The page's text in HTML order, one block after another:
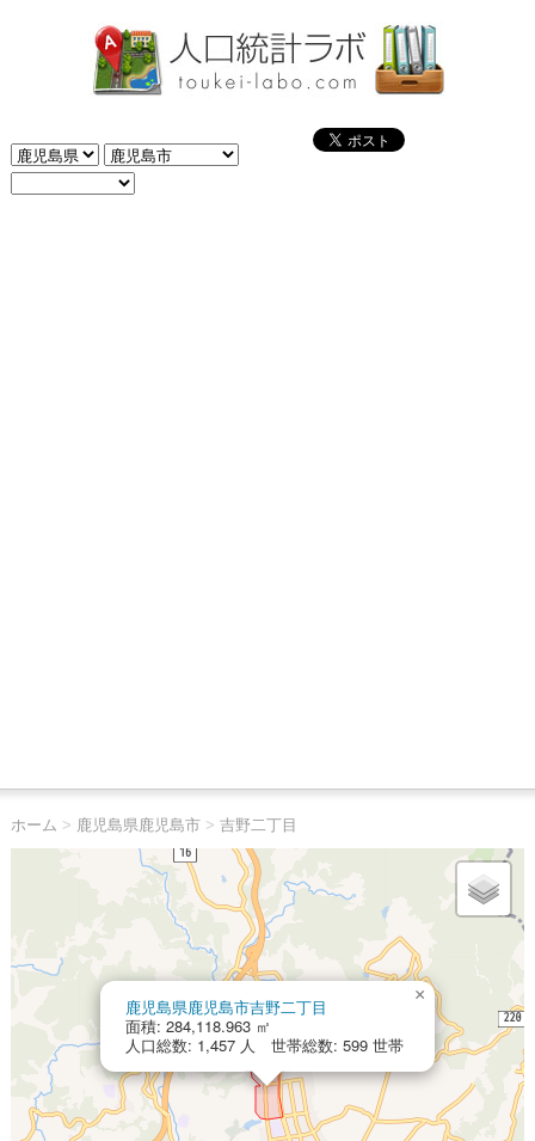
ホーム > 鹿児島県鹿児島市> 吉野二丁目
鹿児島県鹿児島市吉野二丁目
面積: 284,118.963 ㎡
人口総数: 1,457 人 世帯総数: 599 世帯
×